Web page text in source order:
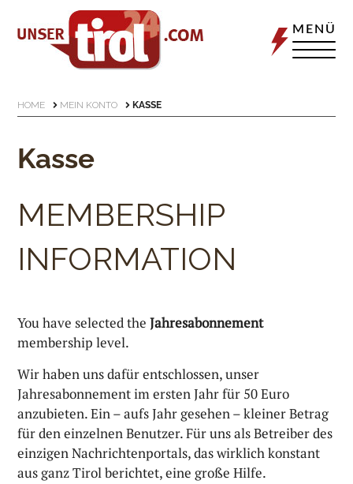
MENÜ
HOME MEIN KONTO KASSE
Kasse
MEMBERSHIP
INFORMATION
You have selected the Jahresabonnement
membership level.
Wir haben uns dafür entschlossen, unser
Jahresabonnement im ersten Jahr für 50 Euro
anzubieten. Ein – aufs Jahr gesehen – kleiner Betrag
für den einzelnen Benutzer. Für uns als Betreiber des
einzigen Nachrichtenportals, das wirklich konstant
aus ganz Tirol berichtet, eine große Hilfe.